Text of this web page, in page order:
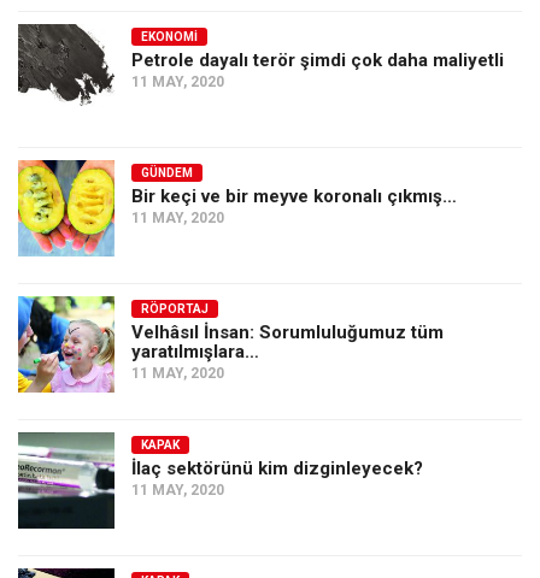
EKONOMI
Petrole dayalı terör şimdi çok daha maliyetli
11 MAY, 2020
GÜNDEM
Bir keçi ve bir meyve koronalı çıkmış…
11 MAY, 2020
RÖPORTAJ
Velhâsıl İnsan: Sorumluluğumuz tüm
yaratılmışlara…
11 MAY, 2020
KAPAK
İlaç sektörünü kim dizginleyecek?
11 MAY, 2020